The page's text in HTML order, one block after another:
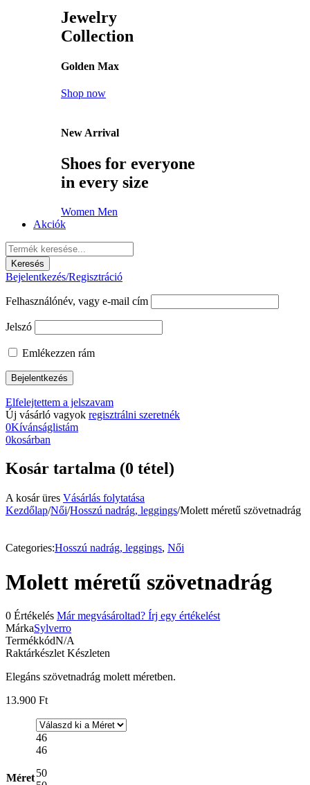
Jewelry
Collection
Golden Max
Shop now
New Arrival
Shoes for everyone
in every size
Women Men
Akciók
Bejelentkezés/Regisztráció
Felhasználónév, vagy e-mail cím
Jelszó
Emlékezzen rám
Elfelejtettem a jelszavam
Új vásárló vagyok regisztrálni szeretnék
0Kívánságlistám
0kosárban
Kosár tartalma (0 tétel)
A kosár üres Vásárlás folytatása
Kezdőlap/Női/Hosszú nadrág, leggings/Molett méretű szövetnadrág
Categories:Hosszú nadrág, leggings, Női
Molett méretű szövetnadrág
0 Értékelés Már megvásároltad? Írj egy értékelést
MárkaSylverro
TermékkódN/A
Raktárkészlet Készleten
Elegáns szövetnadrág molett méretben.
13.900 Ft
Méret
46
46
50